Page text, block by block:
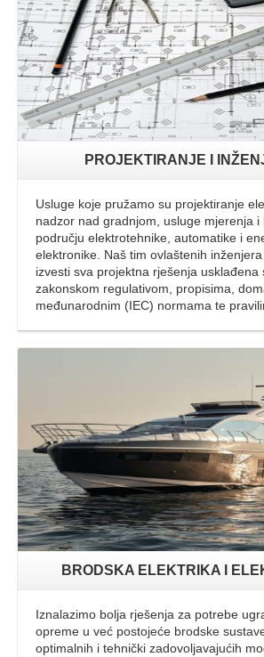
PROJEKTIRANJE I
Usluge koje pružamo su projektiranje
nadzor nad gradnjom, usluge mjerenja i
području elektrotehnike, automatike i
elektronike. Naš tim ovlaštenih
izvesti sva projektna rješenja usklađena
zakonskom regulativom, propisima,
međunarodnim (IEC) normama te
BRODSKA ELEKTRIKA I
Iznalazimo bolja rješenja za potrebe
opreme u već postojeće brodske
optimalnih i tehnički zadovoljavajućih